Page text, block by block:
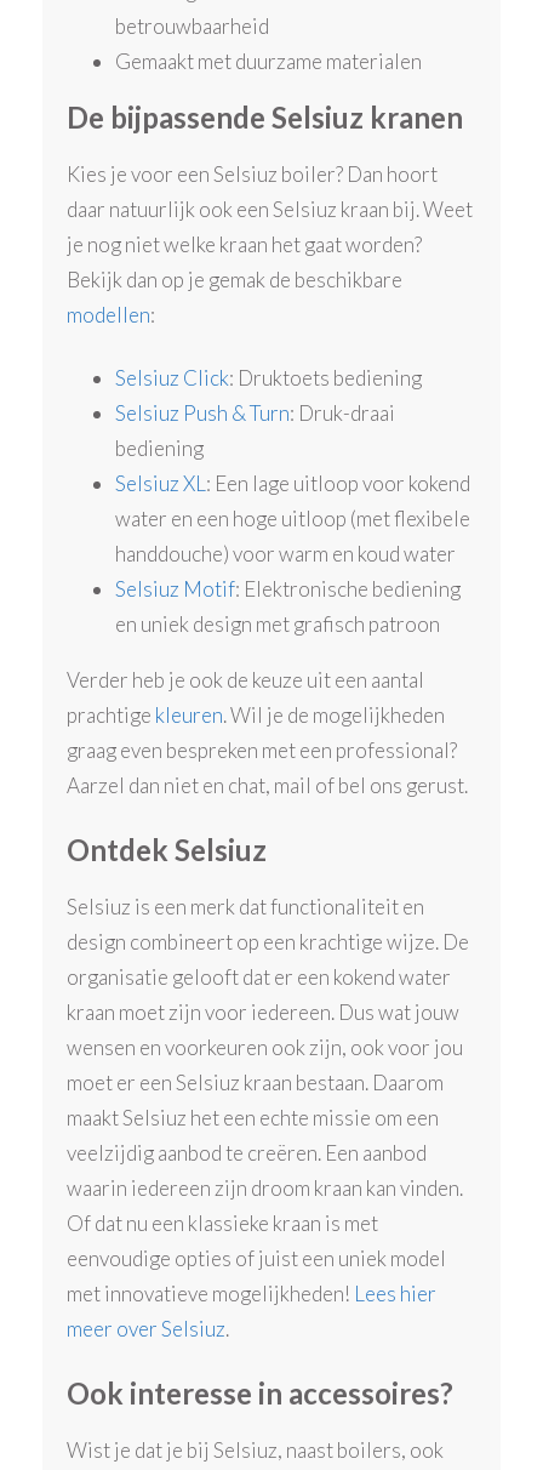
betrouwbaarheid
Gemaakt met duurzame materialen
De bijpassende Selsiuz kranen
Kies je voor een Selsiuz boiler? Dan hoort
daar natuurlijk ook een Selsiuz kraan bij. Weet
je nog niet welke kraan het gaat worden?
Bekijk dan op je gemak de beschikbare
modellen:
Selsiuz Click: Druktoets bediening
Selsiuz Push & Turn: Druk-draai
bediening
Selsiuz XL: Een lage uitloop voor kokend
water en een hoge uitloop (met flexibele
handdouche) voor warm en koud water
Selsiuz Motif: Elektronische bediening
en uniek design met grafisch patroon
Verder heb je ook de keuze uit een aantal
prachtige kleuren. Wil je de mogelijkheden
graag even bespreken met een professional?
Aarzel dan niet en chat, mail of bel ons gerust.
Ontdek Selsiuz
Selsiuz is een merk dat functionaliteit en
design combineert op een krachtige wijze. De
organisatie gelooft dat er een kokend water
kraan moet zijn voor iedereen. Dus wat jouw
wensen en voorkeuren ook zijn, ook voor jou
moet er een Selsiuz kraan bestaan. Daarom
maakt Selsiuz het een echte missie om een
veelzijdig aanbod te creëren. Een aanbod
waarin iedereen zijn droom kraan kan vinden.
Of dat nu een klassieke kraan is met
eenvoudige opties of juist een uniek model
met innovatieve mogelijkheden! Lees hier
meer over Selsiuz.
Ook interesse in accessoires?
Wist je dat je bij Selsiuz, naast boilers, ook